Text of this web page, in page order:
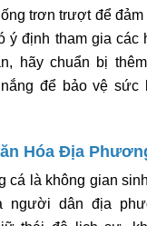
trơn trượt để đảm
ý định tham gia các
hãy chuẩn bị
để bảo vệ sức
Hóa Địa
cá là không gian
người dân địa